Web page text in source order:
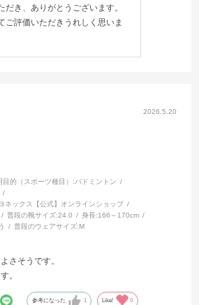
だき、ありがとうございます。
ご評価いただきうれしく思いま
2026.5.20
目的（スポーツ種目）:バドミントン
ヨネックス【公式】オンラインショップ
普段の靴サイズ:24.0 身長:166～170cm
普段のウェアサイズ:M
さそうです。
。
参考になった 1 Like! 0